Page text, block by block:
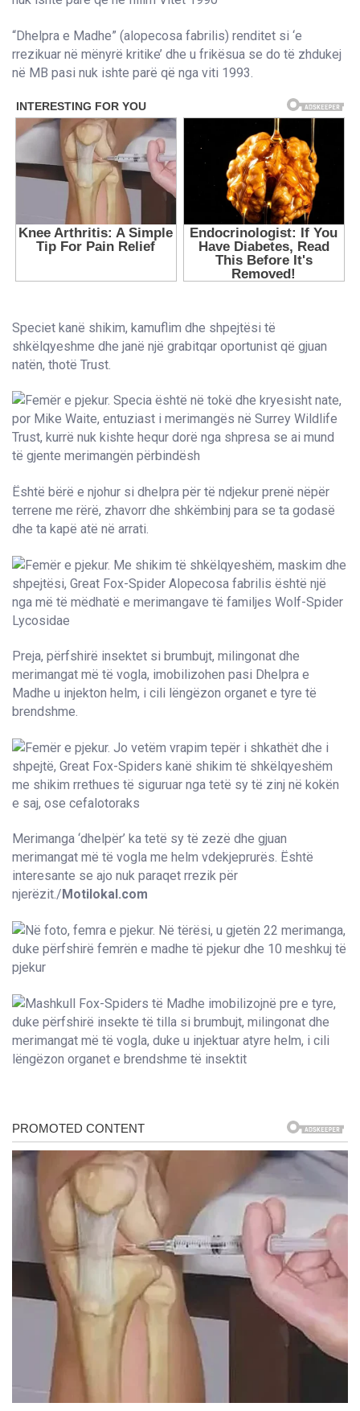
“Dhelpra e Madhe” (alopecosa fabrilis) renditet si ‘e
rrezikuar në mënyrë kritike’ dhe u frikësua se do të zhdukej
në MB pasi nuk ishte parë që nga viti 1993.
Speciet kanë shikim, kamuflim dhe shpejtësi të
shkëlqyeshme dhe janë një grabitqar oportunist që gjuan
natën, thotë Trust.
Është bërë e njohur si dhelpra për të ndjekur prenë nëpër
terrene me rërë, zhavorr dhe shkëmbinj para se ta godasë
dhe ta kapë atë në arrati.
Preja, përfshirë insektet si brumbujt, milingonat dhe
merimangat më të vogla, imobilizohen pasi Dhelpra e
Madhe u injekton helm, i cili lëngëzon organet e tyre të
brendshme.
Merimanga ‘dhelpër’ ka tetë sy të zezë dhe gjuan
merimangat më të vogla me helm vdekjeprurës. Është
interesante se ajo nuk paraqet rrezik për
njerëzit./ Motilokal.com